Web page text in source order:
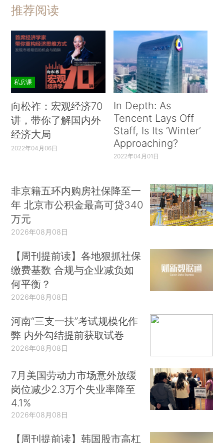
推荐阅读
私房课
向松祚：宏观经济70
讲，带你了解国内外
经济大局
2022年04月06日
In Depth: As
Tencent Lays Off
Staff, Is Its ‘Winter’
Approaching?
2022年04月01日
非京籍五环内购房社保降至一
年 北京市公积金最高可贷340
万元
2026年08月08日
【周刊提前读】各地狠抓社保
缴费基数 合规与企业减负如
何平衡？
2026年08月08日
河南“三支一扶”考试规模化作
弊 内外勾结提前获取试卷
2026年08月08日
7月美国劳动力市场意外放缓
岗位减少2.3万个失业率降至
4.1%
2026年08月08日
【周刊提前读】韩国股市高杠